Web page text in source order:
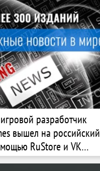
разработчик
вышел на российский
RuStore и VK